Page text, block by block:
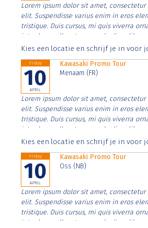
Lorem ipsum dolor sit amet, consectetur
elit. Suspendisse varius enim in eros
tristique. Duis cursus, mi quis viverra
interdum nulla, ut commodo diam libero
Aenean faucibus nibh et justo cursus id
Kies een locatie en schrijf je in voor
Friday
10
APRIL
Kawasaki Promo Tour
Menaam (FR)
Lorem ipsum dolor sit amet, consectetur
elit. Suspendisse varius enim in eros
tristique. Duis cursus, mi quis viverra
interdum nulla, ut commodo diam libero
Aenean faucibus nibh et justo cursus id
Kies een locatie en schrijf je in voor
Friday
10
APRIL
Kawasaki Promo Tour
Oss (NB)
Lorem ipsum dolor sit amet, consectetur
elit. Suspendisse varius enim in eros
tristique. Duis cursus, mi quis viverra
interdum nulla, ut commodo diam libero